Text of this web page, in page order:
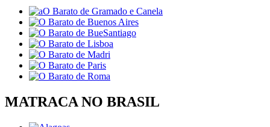
MATRACA NO BRASIL